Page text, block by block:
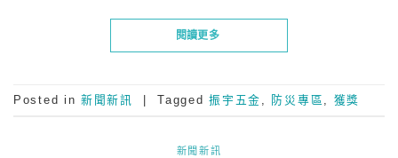
閱讀更多
Posted in 新聞新訊 Tagged振宇五金 防災專區 獲獎
新聞新訊